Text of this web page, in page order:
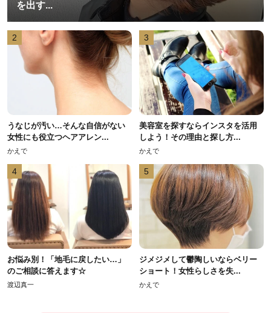
を出す...
2
うなじが汚い…そんな自信がない
女性にも役立つヘアアレン...
かえで
3
美容室を探すならインスタを活用
しよう！その理由と探し方...
かえで
4
お悩み別！「地毛に戻したい…」
のご相談に答えます☆
渡辺真一
5
ジメジメして鬱陶しいならベリー
ショート！女性らしさを失...
かえで